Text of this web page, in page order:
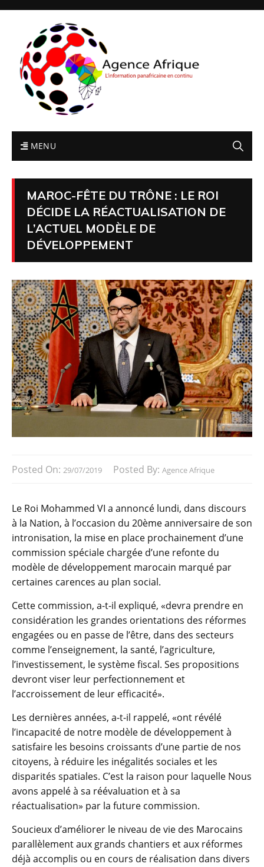
MENU
MAROC-FÊTE DU TRÔNE : LE ROI
DÉCIDE LA RÉACTUALISATION DE
L’ACTUEL MODÈLE DE
DÉVELOPPEMENT
Posted On: 29/07/2019 Posted By: Agence Afrique
Le Roi Mohammed VI a annoncé lundi, dans discours
à la Nation, à l’occasion du 20ème anniversaire de son
intronisation, la mise en place prochainement d’une
commission spéciale chargée d’une refonte du
modèle de développement marocain marqué par
certaines carences au plan social.
Cette commission, a-t-il expliqué, «devra prendre en
considération les grandes orientations des réformes
engagées ou en passe de l’être, dans des secteurs
comme l’enseignement, la santé, l’agriculture,
l’investissement, le système fiscal. Ses propositions
devront viser leur perfectionnement et
l’accroissement de leur efficacité».
Les dernières années, a-t-il rappelé, «ont révélé
l’incapacité de notre modèle de développement à
satisfaire les besoins croissants d’une partie de nos
citoyens, à réduire les inégalités sociales et les
disparités spatiales. C’est la raison pour laquelle Nous
avons appelé à sa réévaluation et à sa
réactualisation» par la future commission.
Soucieux d’améliorer le niveau de vie des Marocains
parallèlement aux grands chantiers et aux réformes
déjà accomplis ou en cours de réalisation dans divers